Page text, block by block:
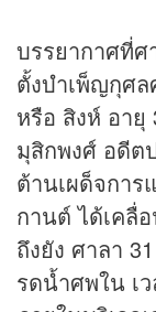
บรรยากาศที่ศ
ตั้งบำเพ็ญกุศ
หรือ สิงห์ อา
มุสิกพงศ์ อดีต
ต้านเผด็จกา
กานต์ ได้เคลื่
ถึงยัง ศาลา
รดน้ำศพใน เ